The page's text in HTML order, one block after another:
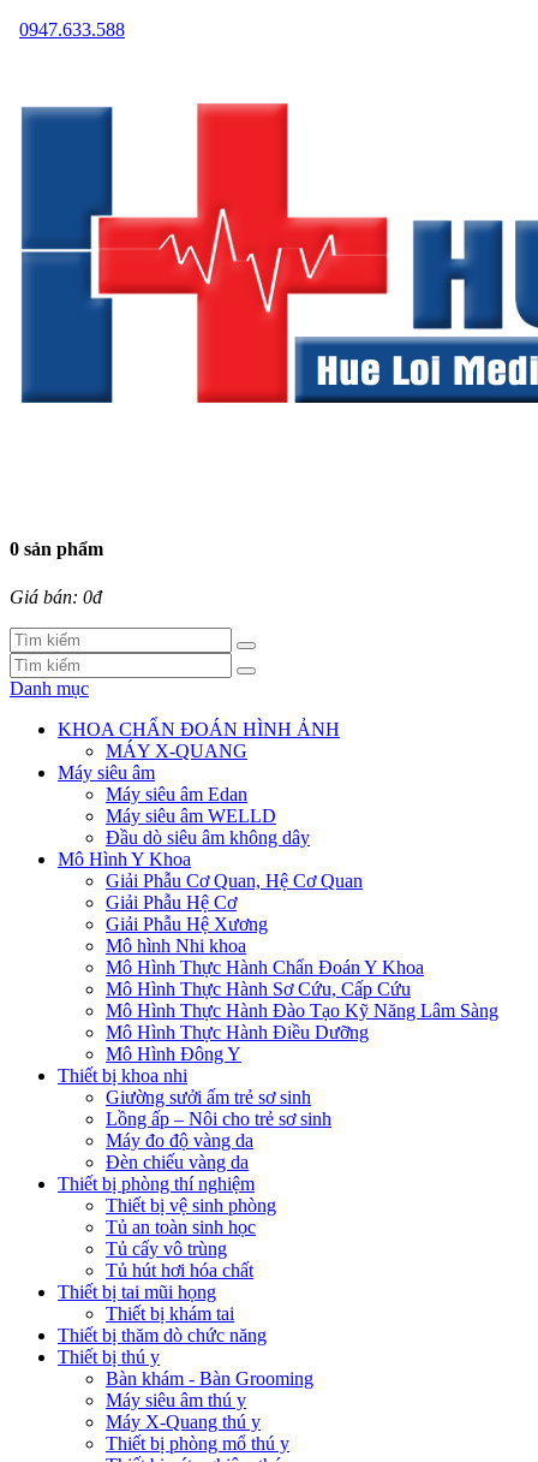
0947.633.588
0 sản phẩm
Giá bán: 0đ
Danh mục
KHOA CHẨN ĐOÁN HÌNH ẢNH
MÁY X-QUANG
Máy siêu âm
Máy siêu âm Edan
Máy siêu âm WELLD
Đầu dò siêu âm không dây
Mô Hình Y Khoa
Giải Phẫu Cơ Quan, Hệ Cơ Quan
Giải Phẫu Hệ Cơ
Giải Phẫu Hệ Xương
Mô hình Nhi khoa
Mô Hình Thực Hành Chẩn Đoán Y Khoa
Mô Hình Thực Hành Sơ Cứu, Cấp Cứu
Mô Hình Thực Hành Đào Tạo Kỹ Năng Lâm Sàng
Mô Hình Thực Hành Điều Dưỡng
Mô Hình Đông Y
Thiết bị khoa nhi
Giường sưởi ấm trẻ sơ sinh
Lồng ấp – Nôi cho trẻ sơ sinh
Máy đo độ vàng da
Đèn chiếu vàng da
Thiết bị phòng thí nghiệm
Thiết bị vệ sinh phòng
Tủ an toàn sinh học
Tủ cấy vô trùng
Tủ hút hơi hóa chất
Thiết bị tai mũi họng
Thiết bị khám tai
Thiết bị thăm dò chức năng
Thiết bị thú y
Bàn khám - Bàn Grooming
Máy siêu âm thú y
Máy X-Quang thú y
Thiết bị phòng mổ thú y